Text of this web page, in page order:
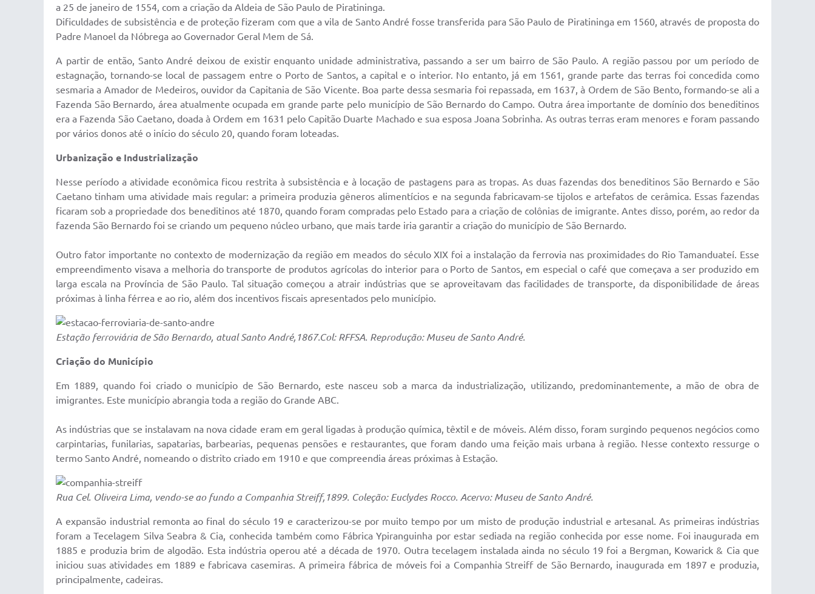
a 25 de janeiro de 1554, com a criação da Aldeia de São Paulo de Piratininga.
Dificuldades de subsistência e de proteção fizeram com que a vila de Santo André fosse transferida para São Paulo de Piratininga em 1560, através de proposta do
Padre Manoel da Nóbrega ao Governador Geral Mem de Sá.
A partir de então, Santo André deixou de existir enquanto unidade administrativa, passando a ser um bairro de São Paulo. A região passou por um período de
estagnação, tornando-se local de passagem entre o Porto de Santos, a capital e o interior. No entanto, já em 1561, grande parte das terras foi concedida como
sesmaria a Amador de Medeiros, ouvidor da Capitania de São Vicente. Boa parte dessa sesmaria foi repassada, em 1637, à Ordem de São Bento, formando-se ali a
Fazenda São Bernardo, área atualmente ocupada em grande parte pelo município de São Bernardo do Campo. Outra área importante de domínio dos beneditinos
era a Fazenda São Caetano, doada à Ordem em 1631 pelo Capitão Duarte Machado e sua esposa Joana Sobrinha. As outras terras eram menores e foram passando
por vários donos até o início do século 20, quando foram loteadas.
Urbanização e Industrialização
Nesse período a atividade econômica ficou restrita à subsistência e à locação de pastagens para as tropas. As duas fazendas dos beneditinos São Bernardo e São
Caetano tinham uma atividade mais regular: a primeira produzia gêneros alimentícios e na segunda fabricavam-se tijolos e artefatos de cerâmica. Essas fazendas
ficaram sob a propriedade dos beneditinos até 1870, quando foram compradas pelo Estado para a criação de colônias de imigrante. Antes disso, porém, ao redor da
fazenda São Bernardo foi se criando um pequeno núcleo urbano, que mais tarde iria garantir a criação do município de São Bernardo.
Outro fator importante no contexto de modernização da região em meados do século XIX foi a instalação da ferrovia nas proximidades do Rio Tamanduateí. Esse
empreendimento visava a melhoria do transporte de produtos agrícolas do interior para o Porto de Santos, em especial o café que começava a ser produzido em
larga escala na Província de São Paulo. Tal situação começou a atrair indústrias que se aproveitavam das facilidades de transporte, da disponibilidade de áreas
próximas à linha férrea e ao rio, além dos incentivos fiscais apresentados pelo município.
Estação ferroviária de São Bernardo, atual Santo André,1867.Col: RFFSA. Reprodução: Museu de Santo André.
Criação do Município
Em 1889, quando foi criado o município de São Bernardo, este nasceu sob a marca da industrialização, utilizando, predominantemente, a mão de obra de
imigrantes. Este município abrangia toda a região do Grande ABC.
As indústrias que se instalavam na nova cidade eram em geral ligadas à produção química, têxtil e de móveis. Além disso, foram surgindo pequenos negócios como
carpintarias, funilarias, sapatarias, barbearias, pequenas pensões e restaurantes, que foram dando uma feição mais urbana à região. Nesse contexto ressurge o
termo Santo André, nomeando o distrito criado em 1910 e que compreendia áreas próximas à Estação.
Rua Cel. Oliveira Lima, vendo-se ao fundo a Companhia Streiff,1899. Coleção: Euclydes Rocco. Acervo: Museu de Santo André.
A expansão industrial remonta ao final do século 19 e caracterizou-se por muito tempo por um misto de produção industrial e artesanal. As primeiras indústrias
foram a Tecelagem Silva Seabra & Cia, conhecida também como Fábrica Ypiranguinha por estar sediada na região conhecida por esse nome. Foi inaugurada em
1885 e produzia brim de algodão. Esta indústria operou até a década de 1970. Outra tecelagem instalada ainda no século 19 foi a Bergman, Kowarick & Cia que
iniciou suas atividades em 1889 e fabricava casemiras. A primeira fábrica de móveis foi a Companhia Streiff de São Bernardo, inaugurada em 1897 e produzia,
principalmente, cadeiras.